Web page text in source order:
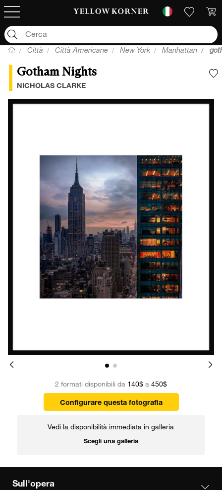
Città Città Americane New York Manhattan
Gotham Nights
NICHOLAS CLARKE
2 formati disponibili da 140$ a 450$
Configurare questa fotografia
Vedi la disponibilità immediata in galleria
Scegli una galleria
Sull'opera